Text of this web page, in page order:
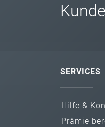
SERVICES
Hilfe &
Prämie